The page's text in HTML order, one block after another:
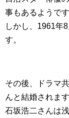
事もあるようです
しかし、1961年
す。
その後、ドラマ
んと結婚されます
石坂浩二さんは